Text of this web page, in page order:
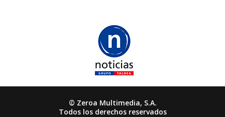
© Zeroa Multimedia, S.A.
Todos los derechos reservados